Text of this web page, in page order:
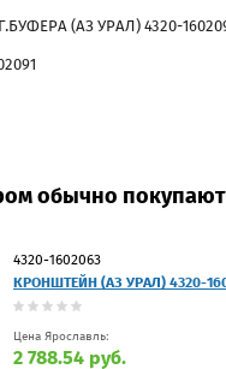
(АЗ УРАЛ) 4320-
обычно покупают
4320-1602063
КРОНШТЕЙН (АЗ УРАЛ) 4320-
Цена Ярославль:
2 788.54 руб.